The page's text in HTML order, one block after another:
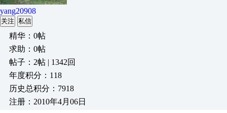
yang20908
关注 私信
精华：0帖
求助：0帖
帖子：2帖 | 1342回
年度积分：118
历史总积分：7918
注册：2010年4月06日